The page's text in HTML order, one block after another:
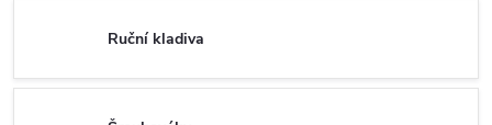
Ruční kladiva